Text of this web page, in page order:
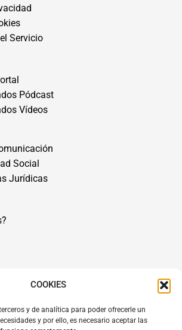
COOKIES
y de analítica para poder ofrecerle un
y por ello, es necesario aceptar las
Servicio
Pódcast
Vídeos
Social
Jurídicas
Tenerife:Calle Teobaldo Power Nº 7,